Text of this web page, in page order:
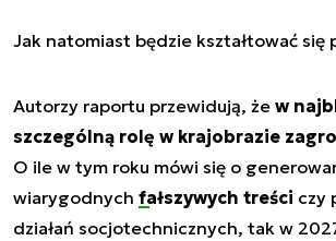
Jak natomiast będzie kształtować się
Autorzy raportu przewidują, że w
szczególną rolę w krajobrazie
O ile w tym roku mówi się o
wiarygodnych fałszywych treści czy
działań socjotechnicznych, tak w